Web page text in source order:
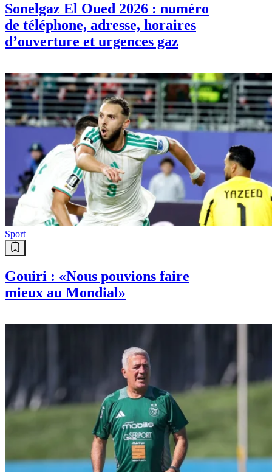
Sonelgaz El Oued 2026 : numéro
de téléphone, adresse, horaires
d’ouverture et urgences gaz
Sport
Gouiri : «Nous pouvions faire
mieux au Mondial»